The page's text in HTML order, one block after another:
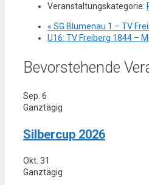
Veranstaltungskategorie:
« SG Blumenau 1 – TV
U16: TV Freiberg 1844 –
Bevorstehende
Sep. 6
Ganztägig
Silbercup 2026
Okt. 31
Ganztägig